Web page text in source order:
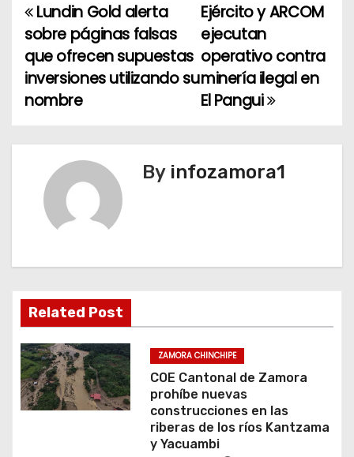
N
a
v
g
n
d
e
e
Ejército y ARCOM
ejecutan
operativo contra
minería ilegal en
El Pangui
Lundin Gold alerta
sobre páginas falsas
que ofrecen supuestas
inversiones utilizando su
nombre
By infozamora1
Related Post
ZAMORA CHINCHIPE
COE Cantonal de Zamora
prohíbe nuevas
construcciones en las
riberas de los ríos Kantzama
y Yacuambi